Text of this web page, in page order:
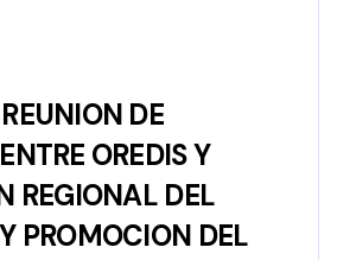
DE
OREDIS Y
REGIONAL DEL
PROMOCION DEL